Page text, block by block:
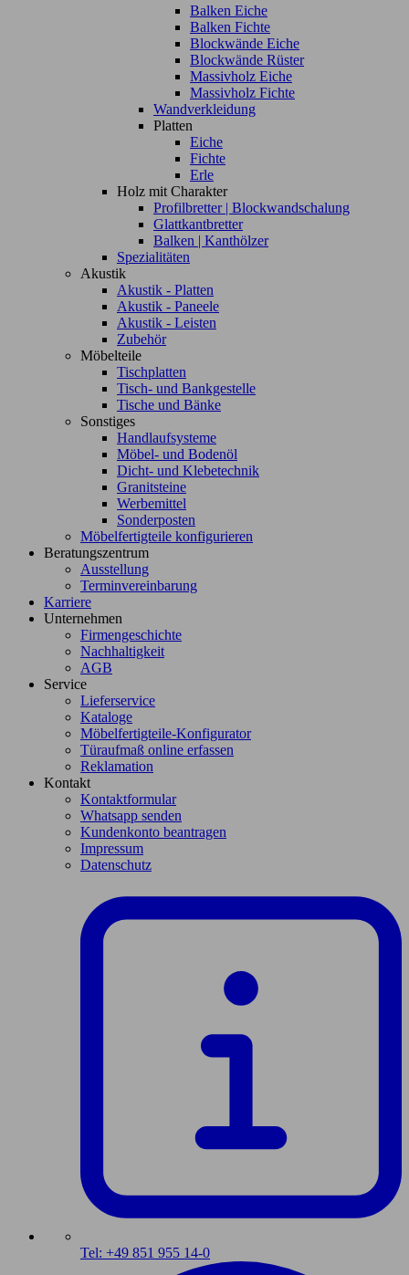
Balken Eiche
Balken Fichte
Blockwände Eiche
Blockwände Rüster
Massivholz Eiche
Massivholz Fichte
Wandverkleidung
Platten
Eiche
Fichte
Erle
Holz mit Charakter
Profilbretter | Blockwandschalung
Glattkantbretter
Balken | Kanthölzer
Spezialitäten
Akustik
Akustik - Platten
Akustik - Paneele
Akustik - Leisten
Zubehör
Möbelteile
Tischplatten
Tisch- und Bankgestelle
Tische und Bänke
Sonstiges
Handlaufsysteme
Möbel- und Bodenöl
Dicht- und Klebetechnik
Granitsteine
Werbemittel
Sonderposten
Möbelfertigteile konfigurieren
Beratungszentrum
Ausstellung
Terminvereinbarung
Karriere
Unternehmen
Firmengeschichte
Nachhaltigkeit
AGB
Service
Lieferservice
Kataloge
Möbelfertigteile-Konfigurator
Türaufmaß online erfassen
Reklamation
Kontakt
Kontaktformular
Whatsapp senden
Kundenkonto beantragen
Impressum
Datenschutz
Tel: +49 851 955 14-0